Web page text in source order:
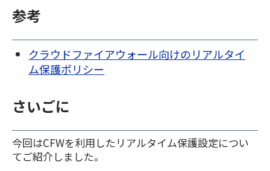
参考
クラウドファイアウォール向けのリアルタイ
ム保護ポリシー
さいごに
今回はCFWを利用したリアルタイム保護設定につい
てご紹介しました。